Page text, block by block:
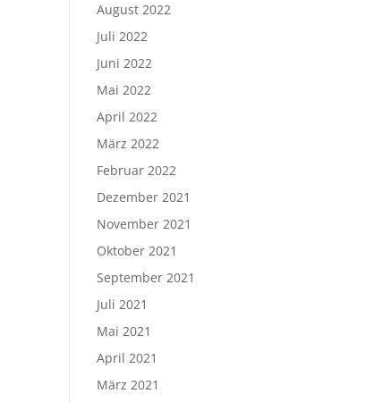
August 2022
Juli 2022
Juni 2022
Mai 2022
April 2022
März 2022
Februar 2022
Dezember 2021
November 2021
Oktober 2021
September 2021
Juli 2021
Mai 2021
April 2021
März 2021